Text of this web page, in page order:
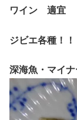
ワイン 適宜
ジビエ各種！！
深海魚・マイナ